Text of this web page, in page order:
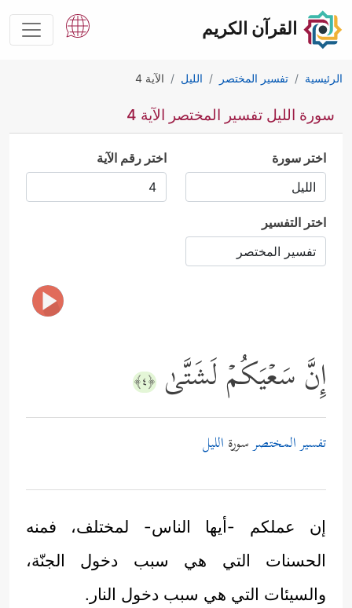
القرآن الكريم
الرئيسية تفسير المختصر الليل الآية 4
سورة الليل تفسير المختصر الآية 4
اختر سورة اختر رقم الآية
اختر التفسير
إِنَّ سَعۡیَكُمۡ لَشَتَّىٰ ﴿٤﴾
تفسير المختصرسورة الليل
إن عملكم -أيها الناس- لمختلف، فمنه
الحسنات التي هي سبب دخول الجنّة،
والسيئات التي هي سبب دخول النار.